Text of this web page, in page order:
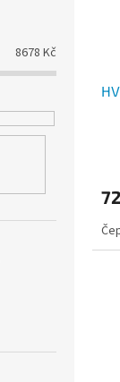
8678 Kč
je
z
5